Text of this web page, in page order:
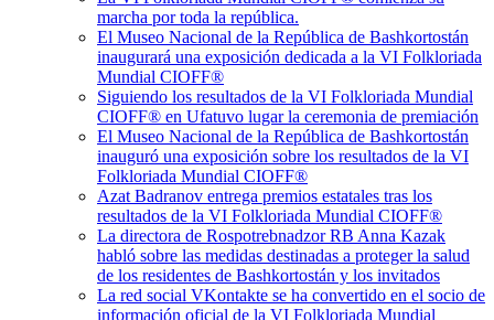
marcha por toda la república.
El Museo Nacional de la República de Bashkortostán
inaugurará una exposición dedicada a la VI Folkloriada
Mundial CIOFF®️
Siguiendo los resultados de la VI Folkloriada Mundial
CIOFF®️ en Ufatuvo lugar la ceremonia de premiación
El Museo Nacional de la República de Bashkortostán
inauguró una exposición sobre los resultados de la VI
Folkloriada Mundial CIOFF®️
Azat Badranov entrega premios estatales tras los
resultados de la VI Folkloriada Mundial CIOFF®️
La directora de Rospotrebnadzor RB Anna Kazak
habló sobre las medidas destinadas a proteger la salud
de los residentes de Bashkortostán y los invitados
La red social VKontakte se ha convertido en el socio de
información oficial de la VI Folkloriada Mundial